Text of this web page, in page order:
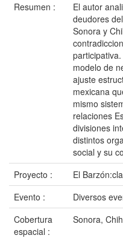
Resumen :
El autor
deudores
Sonora y
modelo de
ajuste
mexicana
mismo
relaciones
divisiones
distintos
social y su
Proyecto :
El
Evento :
Diversos
Cobertura
espacial :
Sonora,